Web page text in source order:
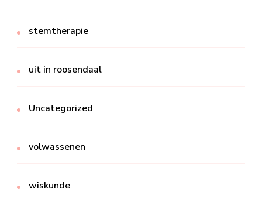
stemtherapie
uit in roosendaal
Uncategorized
volwassenen
wiskunde